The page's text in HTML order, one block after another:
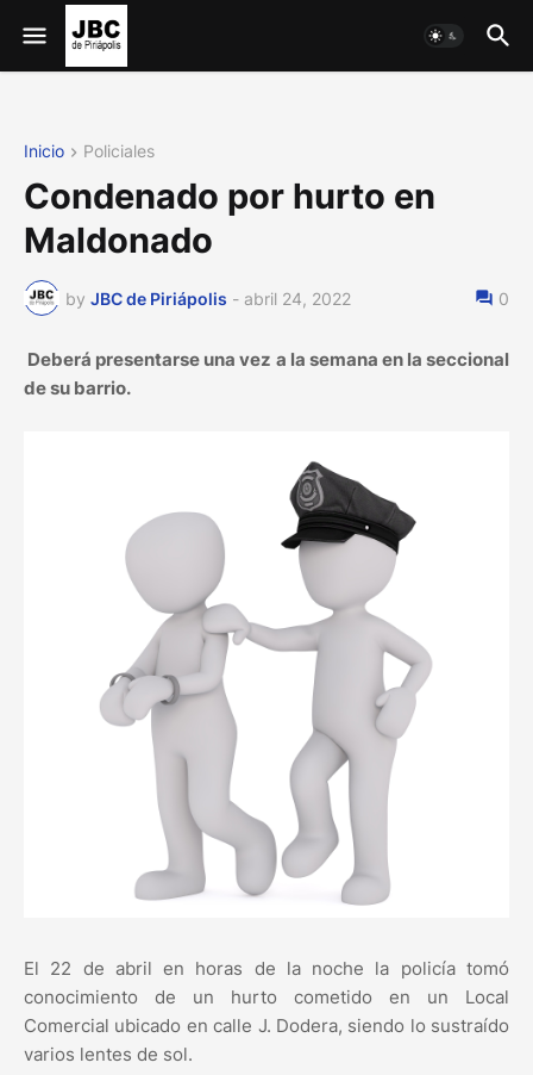
Inicio Policiales
Condenado por hurto en
Maldonado
by JBC de Piriápolis - abril 24, 2022 0
Deberá presentarse una vez a la semana en la seccional
de su barrio.
El 22 de abril en horas de la noche la policía tomó
conocimiento de un hurto cometido en un Local
Comercial ubicado en calle J. Dodera, siendo lo sustraído
varios lentes de sol.